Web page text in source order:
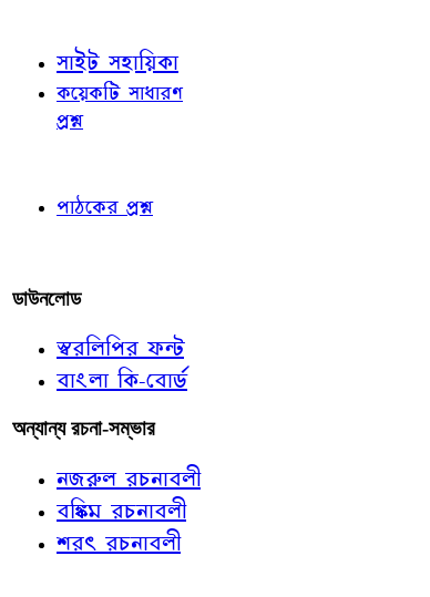
সাইট সহায়িকা
কয়েকটি সাধারণ
প্রশ্ন
পাঠকের প্রশ্ন
ডাউনলোড
স্বরলিপির ফন্ট
বাংলা কি-বোর্ড
অন্যান্য রচনা-সম্ভার
নজরুল রচনাবলী
বঙ্কিম রচনাবলী
শরৎ রচনাবলী